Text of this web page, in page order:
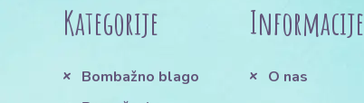
Kategorije
Bombažno blago
Informacije
O nas